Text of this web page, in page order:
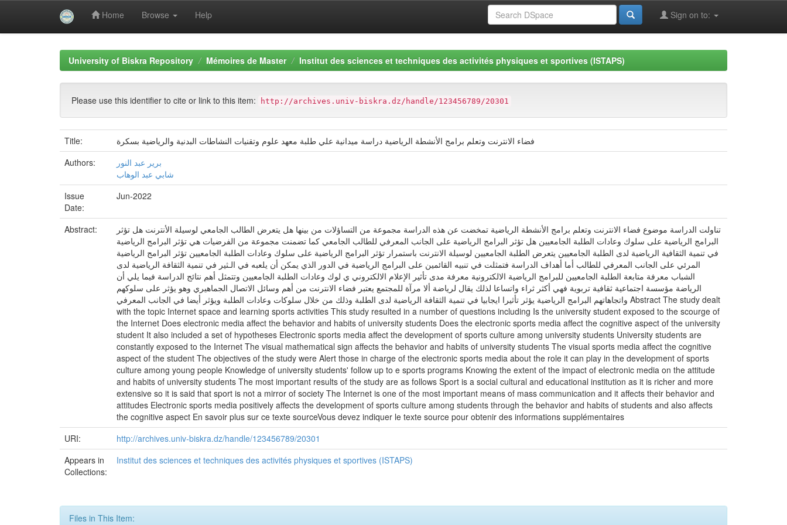
Home Browse Help Sign on to:
University of Biskra Repository Mémoires de Master Institut des sciences et techniques des activités physiques et sportives (ISTAPS)
Please use this identifier to cite or link to this item: http://archives.univ-biskra.dz/handle/123456789/20301
Title:
فضاء الانترنت وتعلم برامج الأنشطة الرياضية دراسة ميدانية علي طلبة معهد علوم وتقنيات النشاطات البدنية والرياضية بسكرة
Authors:
برير عبد النور
شابي عبد الوهاب
Issue
Date:
Jun-2022
Abstract:
تناولت الدراسة موضوع فضاء الانترنت وتعلم برامج الأنشطة الرياضية تمخضت عن هذه الدراسة مجموعة من التساؤلات من بينها هل يتعرض الطالب الجامعي لوسيلة الأنترنت هل تؤثر
البرامج الرياضية على سلوك وعادات الطلبة الجامعيين هل تؤثر البرامج الرياضية على الجانب المعرفي للطالب الجامعي كما تضمنت مجموعة من الفرضيات هي تؤثر البرامج الرياضية
في تنمية الثقافية الرياضية لدى الطلبة الجامعيين يتعرض الطلبة الجامعيين لوسيلة الانترنت باستمرار تؤثر البرامج الرياضية على سلوك وعادات الطلبة الجامعيين تؤثر البرامج الرياضية
المرئي على الجانب المعرفي للطالب أما أهداف الدراسة فتمثلت في تنبيه القائمين على البرامج الرياضية في الدور الذي يمكن أن يلعبه في الـثير في تنمية الثقافة الرياضية لدى
الشباب معرفة متابعة الطلبة الجامعيين للبرامج الرياضية الالكترونية معرفة مدى تأثير الإعلام الالكتروني ي لوك وعادات الطلبة الجامعيين وتتمثل أهم نتائج الدراسة فيما يلي أن
الرياضة مؤسسة اجتماعية ثقافية تربوية فهي أكثر ثراء واتساعا لذلك يقال لرياضة ألا مرآة للمجتمع يعتبر فضاء الانترنت من أهم وسائل الاتصال الجماهيري وهو يؤثر على سلوكهم
واتجاهاتهم البرامج الرياضية يؤثر تأثيرا ايجابيا في تنمية الثقافة الرياضية لدى الطلبة وذلك من خلال سلوكات وعادات الطلبة ويؤثر أيضا في الجانب المعرفي Abstract The study dealt
with the topic Internet space and learning sports activities This study resulted in a number of questions including Is the university student exposed to the scourge of
the Internet Does electronic media affect the behavior and habits of university students Does the electronic sports media affect the cognitive aspect of the university
student It also included a set of hypotheses Electronic sports media affect the development of sports culture among university students University students are
constantly exposed to the Internet The visual mathematical sign affects the behavior and habits of university students The visual sports media affect the cognitive
aspect of the student The objectives of the study were Alert those in charge of the electronic sports media about the role it can play in the development of sports
culture among young people Knowledge of university students' follow up to e sports programs Knowing the extent of the impact of electronic media on the attitude
and habits of university students The most important results of the study are as follows Sport is a social cultural and educational institution as it is richer and more
extensive so it is said that sport is not a mirror of society The Internet is one of the most important means of mass communication and it affects their behavior and
attitudes Electronic sports media positively affects the development of sports culture among students through the behavior and habits of students and also affects
the cognitive aspect En savoir plus sur ce texte sourceVous devez indiquer le texte source pour obtenir des informations supplémentaires
URI:
http://archives.univ-biskra.dz/handle/123456789/20301
Appears in
Collections:
Institut des sciences et techniques des activités physiques et sportives (ISTAPS)
Files in This Item: